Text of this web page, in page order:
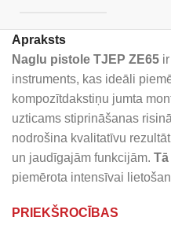
Apraksts
Naglu pistole TJEP ZE65
instruments, kas ideāli
kompozītdakstiņu jumta
uzticams stiprināšanas
nodrošina kvalitatīvu
un jaudīgajām funkcijām.
piemērota intensīvai
PRIEKŠROCĪBAS